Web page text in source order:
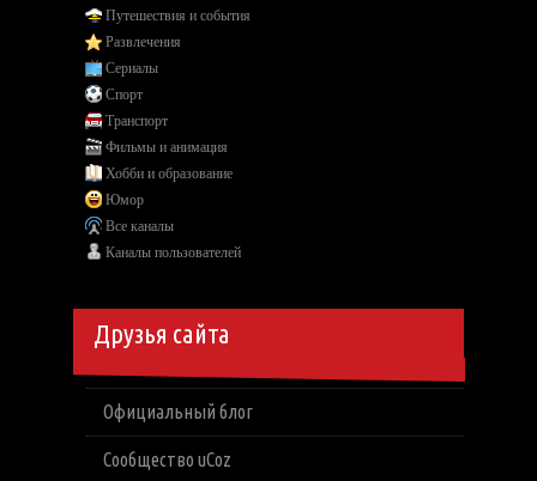
Путешествия и события
Развлечения
Сериалы
Спорт
Транспорт
Фильмы и анимация
Хобби и образование
Юмор
Все каналы
Каналы пользователей
Друзья сайта
Официальный блог
Сообщество uCoz